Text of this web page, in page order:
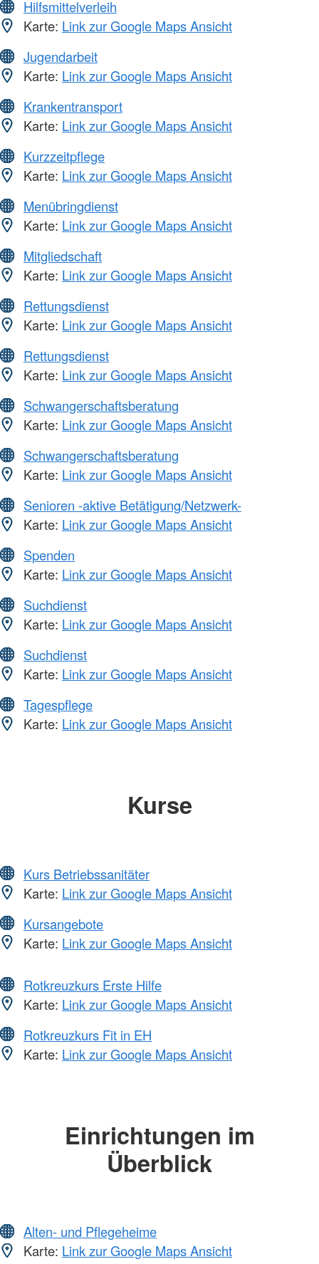
Hilfsmittelverleih
Karte: Link zur Google Maps Ansicht
Jugendarbeit
Karte: Link zur Google Maps Ansicht
Krankentransport
Karte: Link zur Google Maps Ansicht
Kurzzeitpflege
Karte: Link zur Google Maps Ansicht
Menübringdienst
Karte: Link zur Google Maps Ansicht
Mitgliedschaft
Karte: Link zur Google Maps Ansicht
Rettungsdienst
Karte: Link zur Google Maps Ansicht
Rettungsdienst
Karte: Link zur Google Maps Ansicht
Schwangerschaftsberatung
Karte: Link zur Google Maps Ansicht
Schwangerschaftsberatung
Karte: Link zur Google Maps Ansicht
Senioren -aktive Betätigung/Netzwerk-
Karte: Link zur Google Maps Ansicht
Spenden
Karte: Link zur Google Maps Ansicht
Suchdienst
Karte: Link zur Google Maps Ansicht
Suchdienst
Karte: Link zur Google Maps Ansicht
Tagespflege
Karte: Link zur Google Maps Ansicht
Kurse
Kurs Betriebssanitäter
Karte: Link zur Google Maps Ansicht
Kursangebote
Karte: Link zur Google Maps Ansicht
Rotkreuzkurs Erste Hilfe
Karte: Link zur Google Maps Ansicht
Rotkreuzkurs Fit in EH
Karte: Link zur Google Maps Ansicht
Einrichtungen im
Überblick
Alten- und Pflegeheime
Karte: Link zur Google Maps Ansicht